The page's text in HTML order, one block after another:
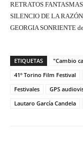
RETRATOS
SILENCIO DE LA
GEORGIA SONRIENTE
ETIQUETAS "Cambio
41º Torino Film Festival
Festivales
GPS
Lautaro García Candela